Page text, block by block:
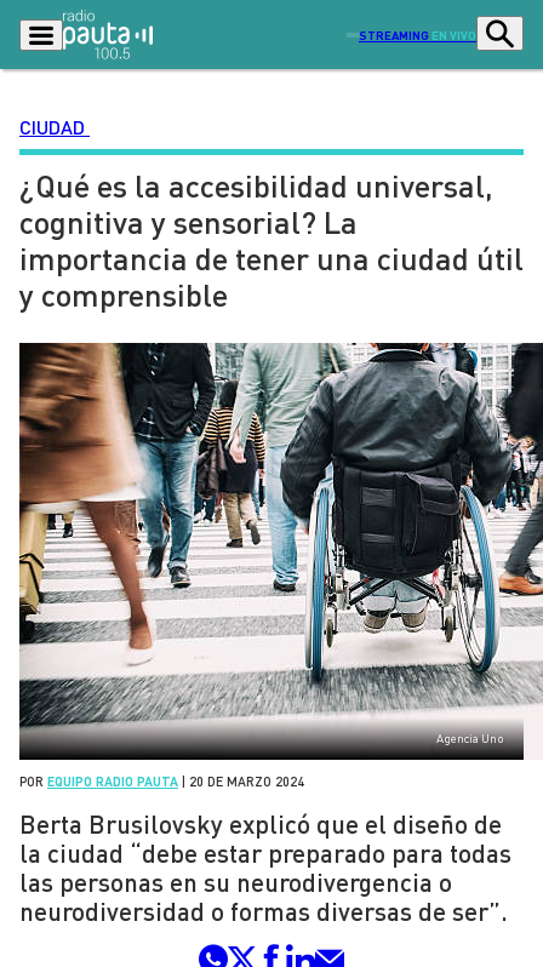
STREAMING EN VIVO
Podcasts Programas
Lo Último
Ciudad Economía
Radio en vivo
Tendencias Deportes
Entretención y Cultura Opinión
Dato en Pauta Señal 2
Contenido Patrocinado
CIUDAD
¿Qué es la accesibilidad universal,
cognitiva y sensorial? La
importancia de tener una ciudad útil
y comprensible
Agencia Uno
POR EQUIPO RADIO PAUTA 20 DE MARZO 2024
Berta Brusilovsky explicó que el diseño de
la ciudad “debe estar preparado para todas
las personas en su neurodivergencia o
neurodiversidad o formas diversas de ser”.